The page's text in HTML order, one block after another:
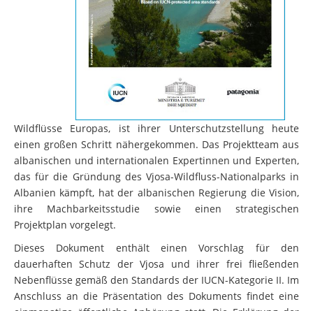
Wildflüsse Europas, ist ihrer Unterschutzstellung heute
einen großen Schritt nähergekommen. Das Projektteam aus
albanischen und internationalen Expertinnen und Experten,
das für die Gründung des Vjosa-Wildfluss-Nationalparks in
Albanien kämpft, hat der albanischen Regierung die Vision,
ihre Machbarkeitsstudie sowie einen strategischen
Projektplan vorgelegt.
Dieses Dokument enthält einen Vorschlag für den
dauerhaften Schutz der Vjosa und ihrer frei fließenden
Nebenflüsse gemäß den Standards der IUCN-Kategorie II. Im
Anschluss an die Präsentation des Dokuments findet eine